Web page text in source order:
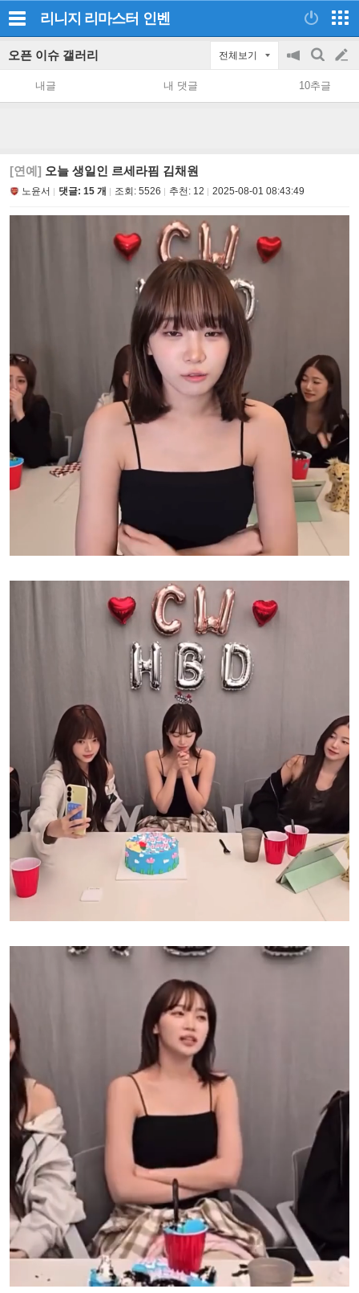
리니지 리마스터 인벤
오픈 이슈 갤러리 전체보기
공
지
on/off
검
색
글
쓰
내글 내 댓글 10추글
[연예] 오늘 생일인 르세라핌 김채원
노윤서 댓글: 15 개 조회: 5526 추천: 12 2025-08-01 08:43:49